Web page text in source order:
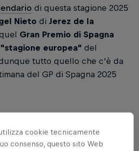
di questa stagione 2025
Nieto di Jerez de la
Gran Premio di Spagna
"stagione europea" del
tutto quello che c'è da
del GP di Spagna 2025
cookie tecnicamente
consenso, questo sito Web